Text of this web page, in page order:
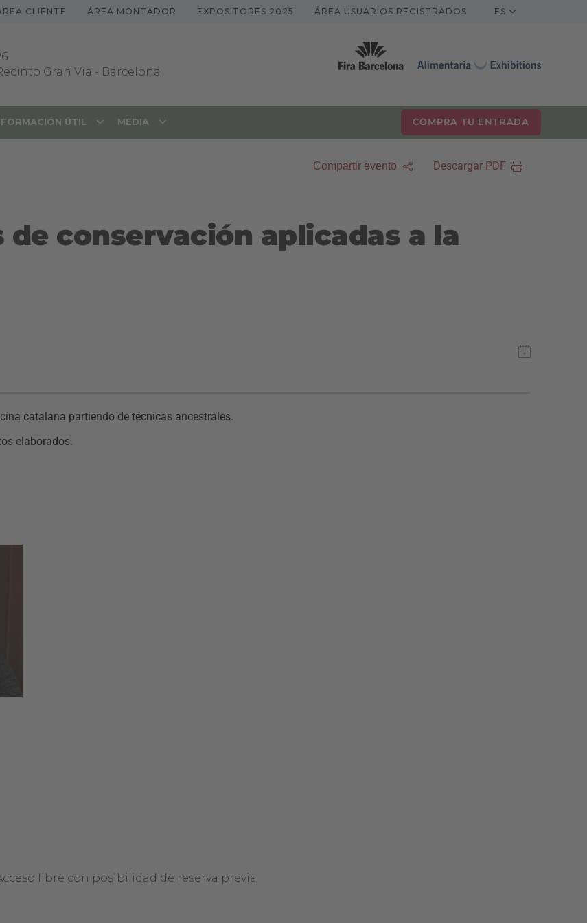
CLIENTE ÁREA MONTADOR EXPOSITORES 2025 ÁREA USUARIOS REGISTRADOS ES
Gran Via - Barcelona
ÚTIL MEDIA COMPRA TU ENTRADA
Compartir evento Descargar PDF
de conservación aplicadas a la
catalana partiendo de técnicas ancestrales.
elaborados.
libre con posibilidad de reserva previa